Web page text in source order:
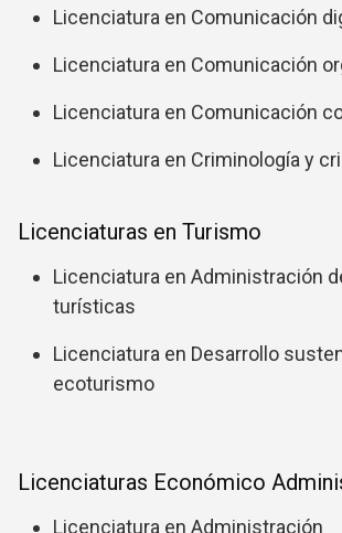
Licenciatura en Comunicación
Licenciatura en Comunicación
Licenciatura en Comunicación
Licenciatura en Criminología y
Licenciaturas en Turismo
Licenciatura en Administración
turísticas
Licenciatura en Desarrollo
ecoturismo
Licenciaturas Económico
Licenciatura en Administración